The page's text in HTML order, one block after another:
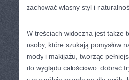
zachować własny styl i
W treściach widoczna jest także
osoby, które szukają pomysłów
mody i makijażu, tworząc
do wyglądu całościowo: dobrać